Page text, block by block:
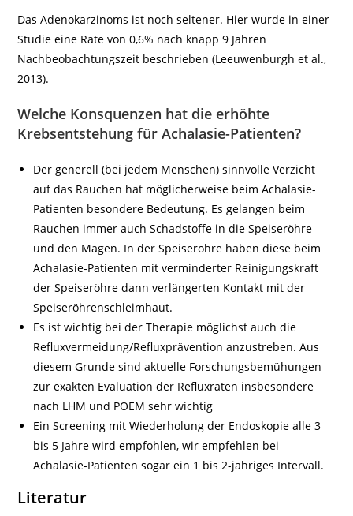
Das Adenokarzinoms ist noch seltener. Hier wurde in einer
Studie eine Rate von 0,6% nach knapp 9 Jahren
Nachbeobachtungszeit beschrieben (Leeuwenburgh et al.,
2013).
Welche Konsquenzen hat die erhöhte
Krebsentstehung für Achalasie-Patienten?
Der generell (bei jedem Menschen) sinnvolle Verzicht
auf das Rauchen hat möglicherweise beim Achalasie-
Patienten besondere Bedeutung. Es gelangen beim
Rauchen immer auch Schadstoffe in die Speiseröhre
und den Magen. In der Speiseröhre haben diese beim
Achalasie-Patienten mit verminderter Reinigungskraft
der Speiseröhre dann verlängerten Kontakt mit der
Speiseröhrenschleimhaut.
Es ist wichtig bei der Therapie möglichst auch die
Refluxvermeidung/Refluxprävention anzustreben. Aus
diesem Grunde sind aktuelle Forschungsbemühungen
zur exakten Evaluation der Refluxraten insbesondere
nach LHM und POEM sehr wichtig
Ein Screening mit Wiederholung der Endoskopie alle 3
bis 5 Jahre wird empfohlen, wir empfehlen bei
Achalasie-Patienten sogar ein 1 bis 2-jähriges Intervall.
Literatur